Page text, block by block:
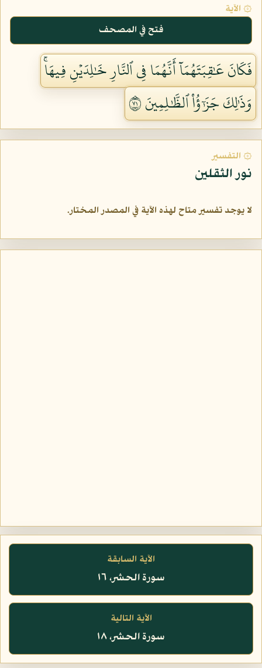
۞ الآية
فتح في المصحف
فَكَانَ عَٰقِبَتَهُمَآ أَنَّهُمَا فِي ٱلنَّارِ خَٰلِدَيۡنِ فِيهَاۚ
وَذَٰلِكَ جَزَٰٓؤُاْ ٱلظَّٰلِمِينَ ١٧
۞ التفسير
نور الثقلين
لا يوجد تفسير متاح لهذه الآية في المصدر المختار.
الآية السابقة
سورة الحشر، ١٦
الآية التالية
سورة الحشر، ١٨